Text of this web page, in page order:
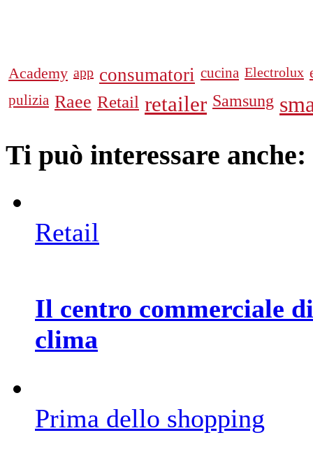
Academy app consumatori cucina Electrolux
pulizia Raee Retail retailer Samsung
Ti può interessare anche:
Retail
Il centro commerciale
clima
Prima dello shopping